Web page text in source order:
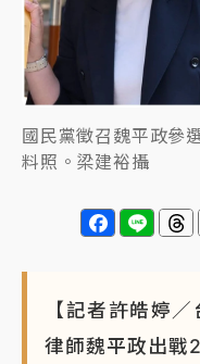
員工犯案 破案關鍵曝
國民黨徵召魏平政參
料照。梁建裕攝
【記者許皓婷
律師魏平政出戰